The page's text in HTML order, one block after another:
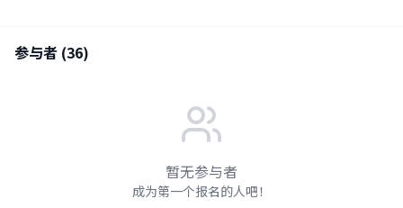
参与者 (36)
暂无参与者
成为第一个报名的人吧！